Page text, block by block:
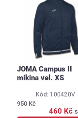
JOMA Campus II
mikina vel. XS
Kód: 100420V
950 Kč
460 Kč